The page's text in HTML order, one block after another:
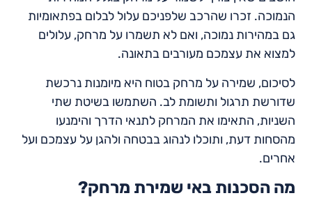
הנמוכה. זכרו שהרכב שלפניכם עלול לבלום בפתאומיות
גם במהירות נמוכה, ואם לא תשמרו על מרחק, עלולים
למצוא את עצמכם מעורבים בתאונה.
לסיכום, שמירה על מרחק בטוח היא מיומנות נרכשת
שדורשת תרגול ותשומת לב. השתמשו בשיטת שתי
השניות, התאימו את המרחק לתנאי הדרך והימנעו
מהסחות דעת, ותוכלו לנהוג בבטחה ולהגן על עצמכם ועל
אחרים.
מה הסכנות באי שמירת מרחק?